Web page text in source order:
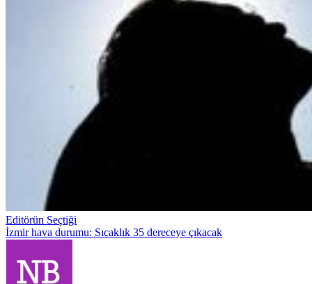
Editörün Seçtiği
İzmir hava durumu: Sıcaklık 35 dereceye çıkacak